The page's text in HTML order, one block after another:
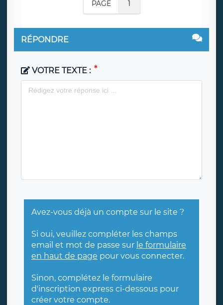
PAGE 1
RÉPONDRE
VOTRE TEXTE :
Avez-vous déjà un compte sur le site ?
Si oui, veuillez compléter les champs
email et mot de passe sur le formulaire
en haut de page pour vous connecter.
Sinon, complétez le formulaire
d'inscription express ci-dessous pour
créer votre compte.